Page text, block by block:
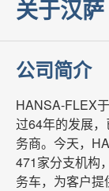
关于汉萨
公司简介
HANSA-FLEX
过64年的发展
务商。今天，
471家分支机构，
务车， 为客户提